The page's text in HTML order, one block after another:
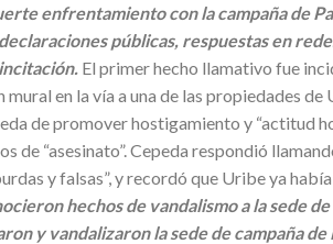
enfrentamiento con la campaña de
públicas, respuestas en
El primer hecho llamativo fue
en la vía a una de las propiedades de
de promover hostigamiento y “actitud
de “asesinato”. Cepeda respondió
y falsas”, y recordó que Uribe ya
hechos de vandalismo a la sede
y vandalizaron la sede de campaña de